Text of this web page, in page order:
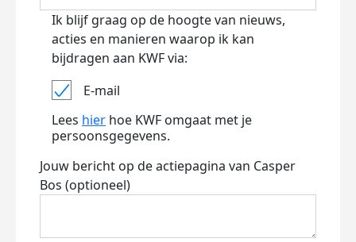
Ik blijf graag op de hoogte van nieuws,
acties en manieren waarop ik kan
bijdragen aan KWF via:
E-mail
Lees hier hoe KWF omgaat met je
persoonsgegevens.
Jouw bericht op de actiepagina van Casper
Bos (optioneel)